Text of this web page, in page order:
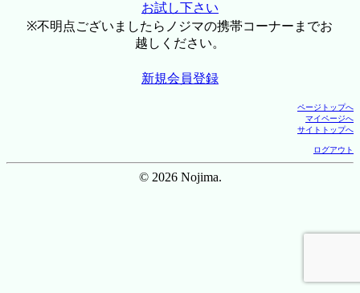
お試し下さい
※不明点ございましたらノジマの携帯コーナーまでお
越しください。
新規会員登録
ページトップへ
マイページへ
サイトトップへ
ログアウト
© 2026 Nojima.